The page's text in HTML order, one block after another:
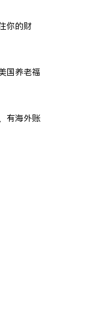
你的财
国养老福
有海外账